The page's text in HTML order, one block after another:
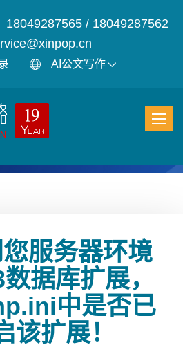
/ 18049287562
AI公文写作
服务器环境
据库扩展，
中是否已
该扩展！